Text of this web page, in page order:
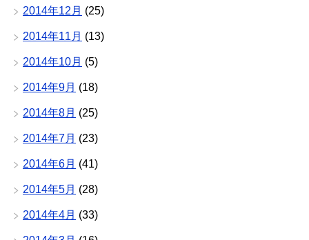
2014年12月 (25)
2014年11月 (13)
2014年10月 (5)
2014年9月 (18)
2014年8月 (25)
2014年7月 (23)
2014年6月 (41)
2014年5月 (28)
2014年4月 (33)